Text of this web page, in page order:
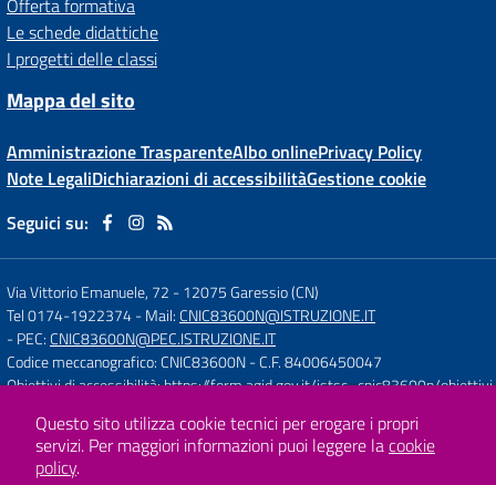
Offerta formativa
Le schede didattiche
I progetti delle classi
Mappa del sito
Amministrazione TrasparenteAlbo onlinePrivacy Policy
Note LegaliDichiarazioni di accessibilitàGestione cookie
Seguici su:
Via Vittorio Emanuele, 72 -12075 Garessio (CN)
Tel 0174-1922374- Mail:CNIC83600N@ISTRUZIONE.IT
- PEC:CNIC83600N@PEC.ISTRUZIONE.IT
Codice meccanografico: CNIC83600N- C.F. 84006450047
Obiettivi di accessibilità:https://form.agid.gov.it/istsc_cnic83600n/obiettivi
Concept & Design by
Designers Italia
Questo sito utilizza cookie tecnici per erogare i propri
servizi. Per maggiori informazioni puoi leggere lacookie
policy.